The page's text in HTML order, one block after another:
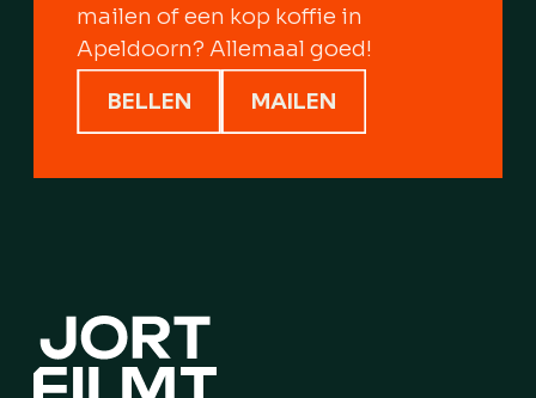
mailen of een kop koffie in
Apeldoorn? Allemaal goed!
BELLEN
MAILEN